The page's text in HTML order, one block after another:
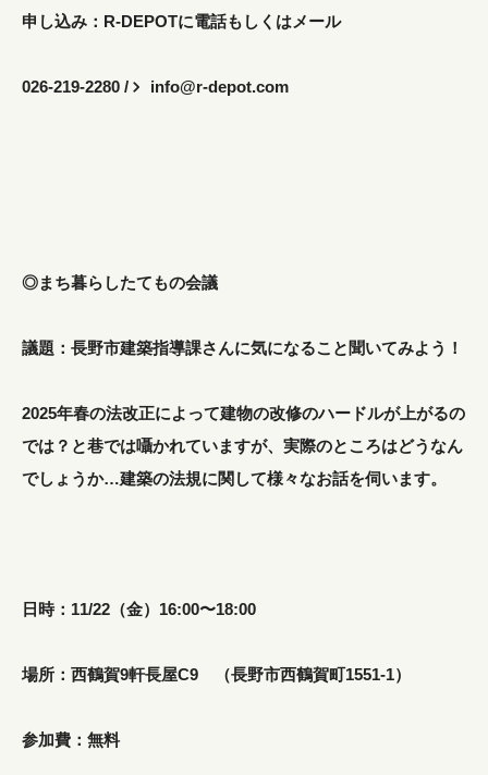
申し込み：R-DEPOTに電話もしくはメール
026-219-2280 / info@r-depot.com
◎まち暮らしたてもの会議
議題：長野市建築指導課さんに気になること聞いてみよう！
2025年春の法改正によって建物の改修のハードルが上がるの
では？と巷では囁かれていますが、実際のところはどうなん
でしょうか…建築の法規に関して様々なお話を伺います。
日時：11/22（金）16:00〜18:00
場所：西鶴賀9軒長屋C9 （長野市西鶴賀町1551-1）
参加費：無料